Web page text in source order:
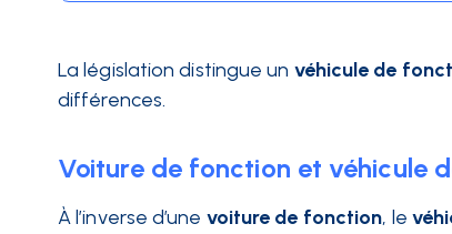
La législation distingue un véhicule de
différences.
Voiture de fonction et véhicule
À l’inverse d’une voiture de fonction, le